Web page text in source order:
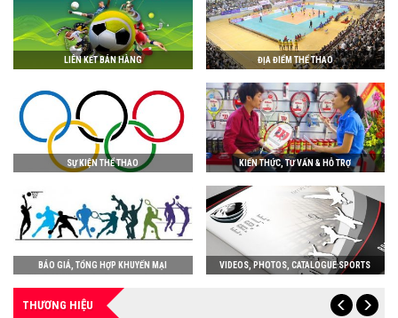
LIÊN KẾT BÁN HÀNG ĐỊA ĐIỂM THỂ THAO
SỰ KIỆN THỂ THAO KIẾN THỨC, TƯ VẤN & HỖ TRỢ
BÁO GIÁ, TỔNG HỢP KHUYẾN MẠI VIDEOS, PHOTOS, CATALOGUE SPORTS
THƯƠNG HIỆU